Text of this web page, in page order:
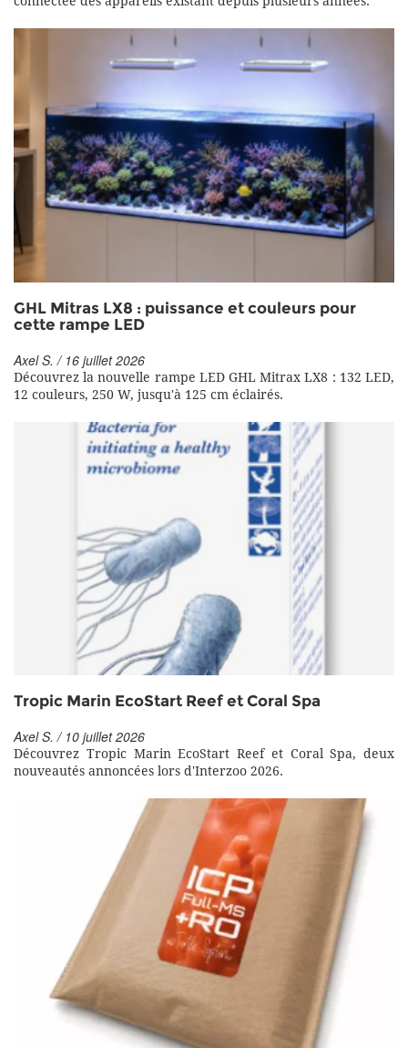
GHL Mitras LX8 : puissance et couleurs pour
cette rampe LED
Axel S. / 16 juillet 2026
Découvrez la nouvelle rampe LED GHL Mitrax LX8 : 132 LED,
12 couleurs, 250 W, jusqu'à 125 cm éclairés.
Tropic Marin EcoStart Reef et Coral Spa
Axel S. / 10 juillet 2026
Découvrez Tropic Marin EcoStart Reef et Coral Spa, deux
nouveautés annoncées lors d'Interzoo 2026.